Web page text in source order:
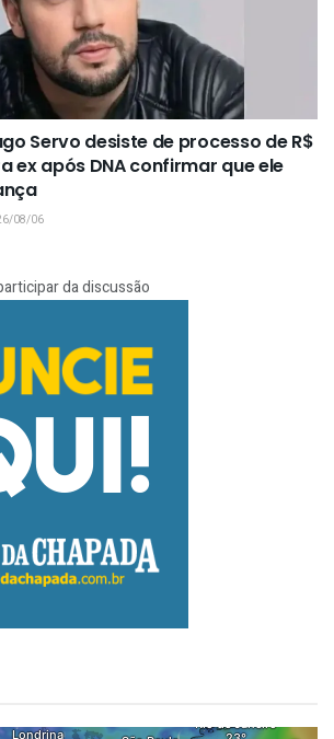
Servo desiste de processo de R$
ex após DNA confirmar que ele
08/06
da discussão